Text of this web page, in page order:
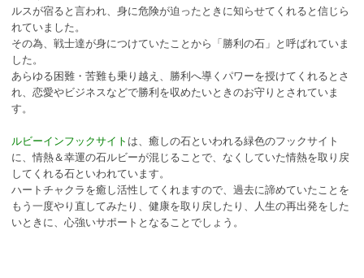
ルスが宿ると言われ、身に危険が迫ったときに知らせてくれると信じら
れていました。
その為、戦士達が身につけていたことから「勝利の石」と呼ばれていま
した。
あらゆる困難・苦難も乗り越え、勝利へ導くパワーを授けてくれるとさ
れ、恋愛やビジネスなどで勝利を収めたいときのお守りとされていま
す。
ルビーインフックサイト は、癒しの石といわれる緑色のフックサイト
に、情熱＆幸運の石ルビーが混じることで、なくしていた情熱を取り戻
してくれる石といわれています。
ハートチャクラを癒し活性してくれますので、過去に諦めていたことを
もう一度やり直してみたり、健康を取り戻したり、人生の再出発をした
いときに、心強いサポートとなることでしょう。